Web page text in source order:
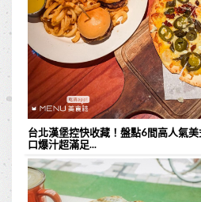
台北漢堡控快收藏！盤點6間高人氣
口爆汁超滿足...